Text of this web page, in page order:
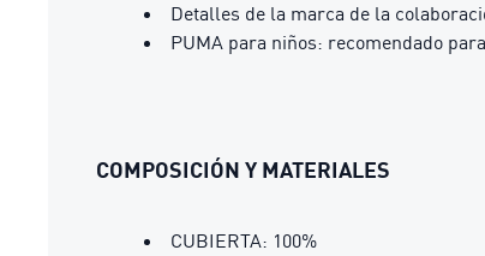
Detalles de la marca de la
PUMA para niños: recomendado
COMPOSICIÓN Y MATERIALES
CUBIERTA: 100%